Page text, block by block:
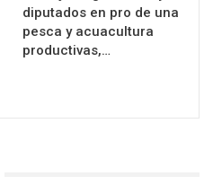
diputados en pro de una
pesca y acuacultura
productivas,…